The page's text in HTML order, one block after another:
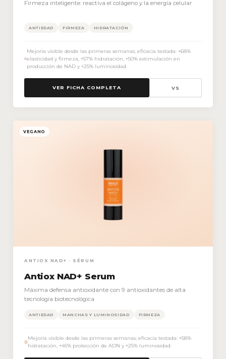
Firmeza inteligente: reactiva el colágeno y la energía celular
ANTIEDAD FIRMEZA HIDRATACIÓN
Mejoría visible desde las primeras semanas; eficacia testada: +68%
elasticidad y firmeza, +57% hidratación, +50% estimulación en
producción de NAD y +25% luminosidad.
VER FICHA COMPLETA VS
VEGANO
ANTIOX NAD+ · SÉRUM
Antiox NAD+ Serum
Máxima defensa antioxidante con 9 antioxidantes de alta
tecnología biotecnológica
ANTIEDAD MANCHAS Y LUMINOSIDAD FIRMEZA
Mejoría visible desde las primeras semanas; eficacia testada: +58%
hidratación, +45% protección de ADN y +25% luminosidad.